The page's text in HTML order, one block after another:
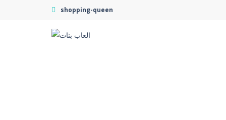
shopping-queen